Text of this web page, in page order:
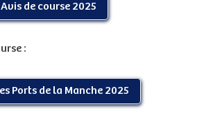
Avis de course 2025
:
Ports de la Manche 2025